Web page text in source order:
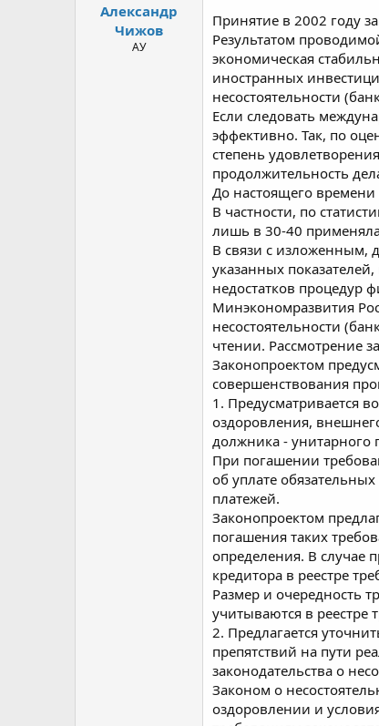
Александр
Чижов
АУ
Принятие в 2002 году
Результатом
экономическая
иностранных
несостоятельности
Если следовать
эффективно. Так, по
степень
продолжительность
До настоящего времени
В частности, по
лишь в 30-40
В связи с изложенным,
указанных
недостатков процедур
Минэкономразвития
несостоятельности
чтении. Рассмотрение
Законопроектом
совершенствования
1. Предусматривается
оздоровления,
должника - унитарного
При погашении
об уплате
платежей.
Законопроектом
погашения таких
определения. В случае
кредитора в реестре
Размер и очередность
учитываются в реестре
2. Предлагается
препятствий на пути
законодательства о
Законом о
оздоровлении и